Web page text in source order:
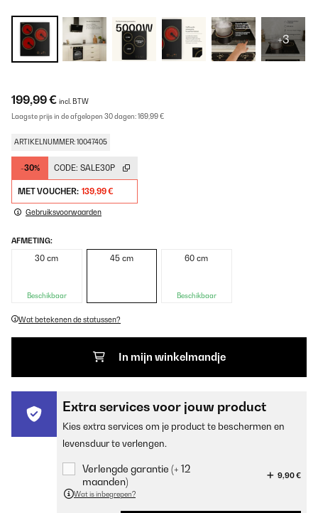
+3
199,99 € incl. BTW
Laagste prijs in de afgelopen 30 dagen:169,99 €
ARTIKELNUMMER: 10047405
-30% CODE: SALE30P
MET VOUCHER: 139,99 €
Gebruiksvoorwaarden
AFMETING:
30 cm
Beschikbaar
45 cm 60 cm
Beschikbaar
Wat betekenen de statussen?
In mijn winkelmandje
Extra services voor jouw product
Kies extra services om je product te beschermen en
levensduur te verlengen.
Verlengde garantie (+ 12
maanden)
9,90 €
Wat is inbegrepen?